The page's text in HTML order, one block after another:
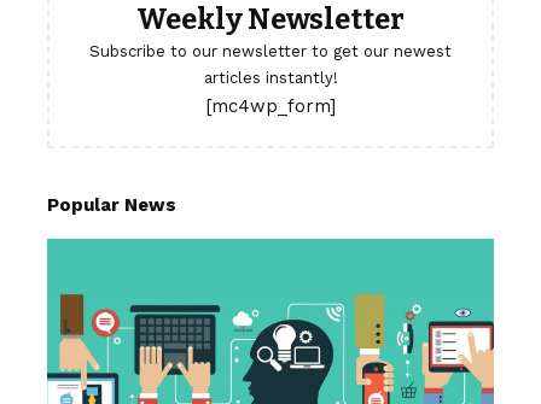
Weekly Newsletter
Subscribe to our newsletter to get our newest
articles instantly!
[mc4wp_form]
Popular News